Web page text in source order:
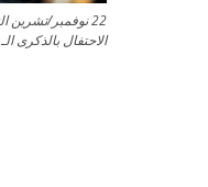
الاحتفال بالذكرى الـ 17 لتتويجه.